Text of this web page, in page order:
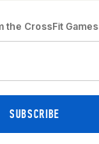
the CrossFit Games